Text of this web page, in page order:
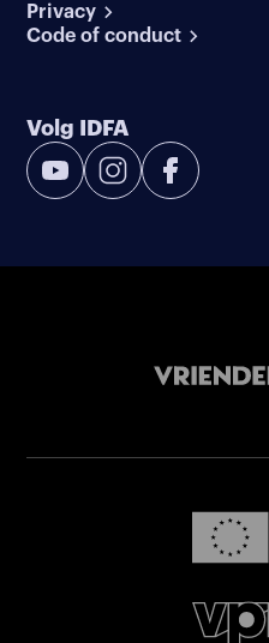
Privacy
Code of conduct
Volg IDFA